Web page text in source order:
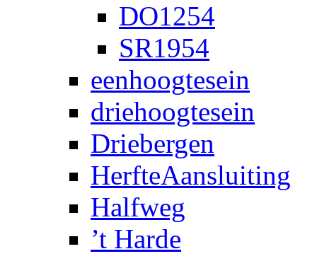
DO1254
SR1954
eenhoogtesein
driehoogtesein
Driebergen
HerfteAansluiting
Halfweg
’t Harde